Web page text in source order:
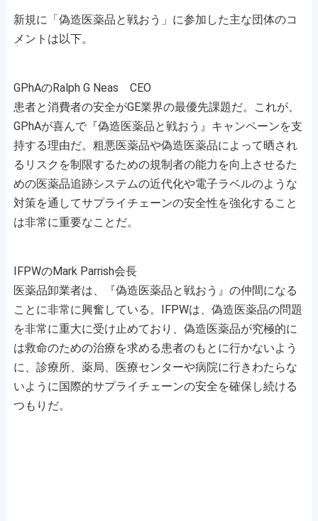
新規に「偽造医薬品と戦おう」に参加した主な団体のコ
メントは以下。
GPhAのRalph G Neas CEO
患者と消費者の安全がGE業界の最優先課題だ。これが、
GPhAが喜んで『偽造医薬品と戦おう』キャンペーンを支
持する理由だ。粗悪医薬品や偽造医薬品によって晒され
るリスクを制限するための規制者の能力を向上させるた
めの医薬品追跡システムの近代化や電子ラベルのような
対策を通してサプライチェーンの安全性を強化すること
は非常に重要なことだ。
IFPWのMark Parrish会長
医薬品卸業者は、『偽造医薬品と戦おう』の仲間になる
ことに非常に興奮している。IFPWは、偽造医薬品の問題
を非常に重大に受け止めており、偽造医薬品が究極的に
は救命のための治療を求める患者のもとに行かないよう
に、診療所、薬局、医療センターや病院に行きわたらな
いように国際的サプライチェーンの安全を確保し続ける
つもりだ。